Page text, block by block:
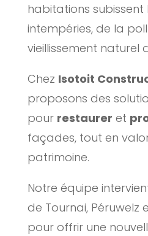
habitations subissent
intempéries, de la
vieillissement naturel
Chez Isotoit
proposons des
pour restaurer et
façades, tout en
patrimoine.
Notre équipe
de Tournai, Péruwelz
pour offrir une